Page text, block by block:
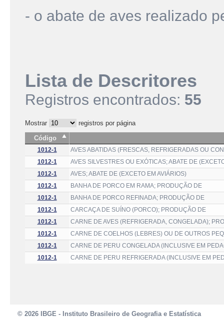
- o abate de aves realizado
Lista de Descritores
Registros encontrados: 55
Mostrar
registros por página
Código
1012-1
AVES ABATIDAS (FRESCAS, REFRIGERADAS OU
1012-1
AVES SILVESTRES OU EXÓTICAS; ABATE DE
1012-1
AVES; ABATE DE (EXCETO EM AVIÁRIOS)
1012-1
BANHA DE PORCO EM RAMA; PRODUÇÃO DE
1012-1
BANHA DE PORCO REFINADA; PRODUÇÃO DE
1012-1
CARCAÇA DE SUÍNO (PORCO); PRODUÇÃO DE
1012-1
CARNE DE AVES (REFRIGERADA, CONGELADA);
1012-1
CARNE DE COELHOS (LEBRES) OU DE OUTROS
1012-1
CARNE DE PERU CONGELADA (INCLUSIVE EM
1012-1
CARNE DE PERU REFRIGERADA (INCLUSIVE EM
© 2026 IBGE - Instituto Brasileiro de Geografia e Estatística